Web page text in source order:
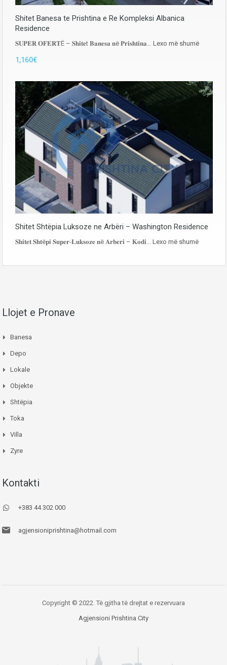
Shitet Banesa te Prishtina e Re Kompleksi Albanica
Residence
𝐒𝐔𝐏𝐄𝐑 𝐎𝐅𝐄𝐑𝐓Ë – 𝐒𝐡𝐢𝐭𝐞t 𝐁𝐚𝐧𝐞𝐬𝐚 𝐧ë 𝐏𝐫𝐢𝐬𝐡𝐭𝐢𝐧𝐚… Lexo më shumë
1,160€
Shitet Shtëpia Luksoze ne Arbëri – Washington Residence
𝐒𝐡𝐢𝐭𝐞𝐭 𝐒𝐡𝐭ë𝐩𝐢 𝐒𝐮𝐩𝐞𝐫-𝐋𝐮𝐤𝐬𝐨𝐳𝐞 𝐧ë 𝐀𝐫𝐛𝐞𝐫𝐢 – 𝐊𝐨𝐝𝐢… Lexo më shumë
Llojet e Pronave
Banesa
Depo
Lokale
Objekte
Shtëpia
Toka
Villa
Zyre
Kontakti
+383 44 302 000
agjensioniprishtina@hotmail.com
Copyright © 2022. Të gjitha të drejtat e rezervuara
Agjensioni Prishtina City